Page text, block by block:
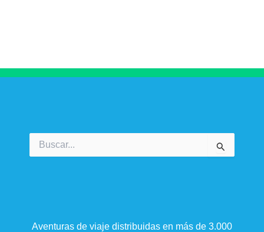
por:
Aventuras de viaje distribuidas en más de 3.000